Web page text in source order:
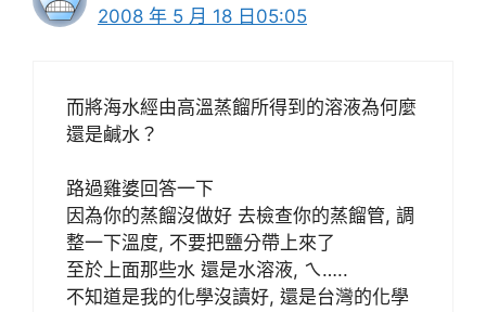
2008 年 5 月 18 日05:05
而將海水經由高溫蒸餾所得到的溶液為何麼
還是鹹水？
路過雞婆回答一下
因為你的蒸餾沒做好 去檢查你的蒸餾管, 調
整一下溫度, 不要把鹽分帶上來了
至於上面那些水 還是水溶液, ㄟ…..
不知道是我的化學沒讀好, 還是台灣的化學